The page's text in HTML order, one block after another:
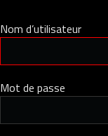
Nom d’utilisateur
Mot de passe